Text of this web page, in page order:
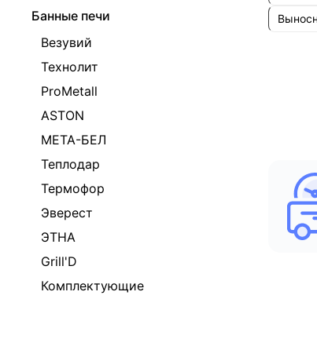
Банные печи
Везувий
Технолит
ProMetall
ASTON
МЕТА-БЕЛ
Теплодар
Термофор
Эверест
ЭТНА
Grill'D
Комплектующие